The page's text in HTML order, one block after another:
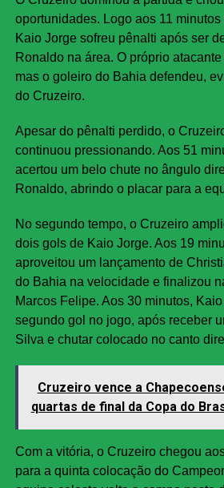
oportunidades. Logo aos 11
Kaio Jorge sofreu pênalti após ser
Ronaldo na área. O próprio
mas o goleiro do Bahia defendeu,
do Cruzeiro.
Apesar do pênalti perdido, o
continuou pressionando. Aos 51
acertou um belo chute no ângulo
Ronaldo, abrindo o placar para a
No segundo tempo, o Cruzeiro
dois gols de Kaio Jorge. Aos 19
aproveitou um lançamento de
do Bahia na velocidade e finalizou
Marcos Felipe. Aos 30 minutos,
segundo gol no jogo, após receber
Silva e chutar colocado no canto
Cruzeiro vence a
quartas de final da Copa do
Com a vitória, o Cruzeiro chegou
para a quinta colocação do